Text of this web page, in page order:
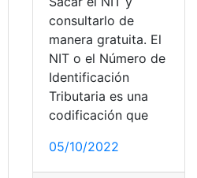
consultarlo de
manera gratuita. El
NIT o el Número de
Identificación
Tributaria es una
codificación que
05/10/2022